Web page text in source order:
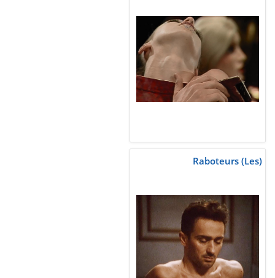
Raboteurs (Les)